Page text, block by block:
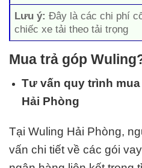
Lưu ý:Đây là các chi phí
chiếc xe tải theo tải trọng
Mua trả góp
Tư vấn quy trình
Hải Phòng
Tại Wuling Hải Phòng,
vấn chi tiết về các gói